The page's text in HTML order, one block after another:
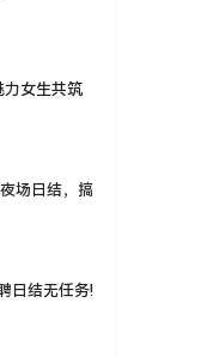
力女生共筑
日结无任务!